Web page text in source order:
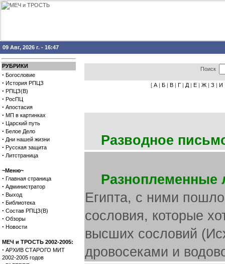
09 Авг, 2026 г. - 16:47
РУБРИКИ
· Богословие
· История РПЦЗ
· РПЦЗ(В)
· РосПЦ
· Апостасия
· МП в картинках
· Царский путь
· Белое Дело
· Дни нашей жизни
· Русская защита
· Литстраница
~Меню~
· Главная страница
· Администратор
· Выход
· Библиотека
· Состав РПЦЗ(В)
· Обзоры
· Новости
МЕЧ и ТРОСТЬ 2002-2005:
· АРХИВ СТАРОГО МИТ
2002-2005 годов
Поиск
[ А | Б | В | Г | Д | Е | Ж | З | И
Разводное
Разноплеменные
Египта, с ними
сословия, которые
высших сословий
дровосеками и